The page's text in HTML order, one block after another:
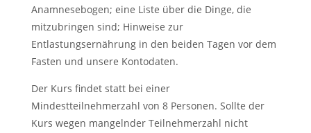
Anamnesebogen; eine Liste über die Dinge, die
mitzubringen sind; Hinweise zur
Entlastungsernährung in den beiden Tagen vor dem
Fasten und unsere Kontodaten.
Der Kurs findet statt bei einer
Mindestteilnehmerzahl von 8 Personen. Sollte der
Kurs wegen mangelnder Teilnehmerzahl nicht